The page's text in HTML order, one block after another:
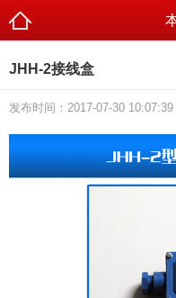
JHH-2接线盒
发布时间：2017-07-30 10:07:39